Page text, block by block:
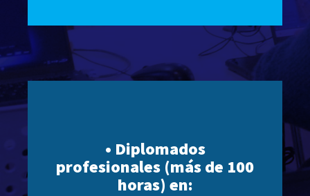
• Diplomados
profesionales (más de 100
horas) en: